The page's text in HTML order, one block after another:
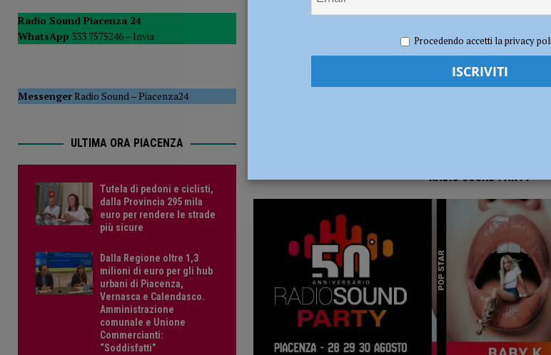
POLITICA
[ 5 Agosto 2026 ] Caldo estremo e asili nido, Tagliaferri (FdI): “Verificare subito la situazione nella provincia di
RADIO SOUND PARTY
Radio Sound Piacenza 24
WhatsApp 333 7575246 – Invia
MessengerRadio Sound–Piacenza24
ULTIMA ORA PIACENZA
Tutela di pedoni e ciclisti,
dalla Provincia 295 mila
euro per rendere le strade
più sicure
Dalla Regione oltre 1,3
milioni di euro per gli hub
urbani di Piacenza,
Vernasca e Calendasco.
Amministrazione
comunale e Unione
Commercianti:
“Soddisfatti”
Procedendo accetti la privacy